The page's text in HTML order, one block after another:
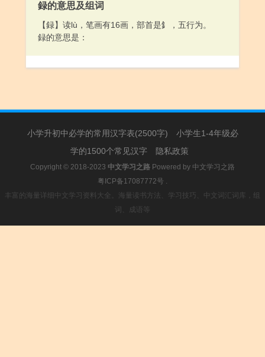
録的意思及组词
【録】读lù，笔画有16画，部首是釒，五行为。
録的意思是：
小学升初中必学的常用汉字表(2500字)
小学生1-4年级必
学的1500个常见汉字
隐私政策
Copyright © 2018-2023 中文学习之路 Powered by 中文学习之路
粤ICP备17087772号 .
丰富的海量详细中文学习资料大全。海量读书方法、学习技巧、中文词汇词库，组
词、成语等